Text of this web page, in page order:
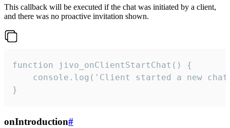
This callback will be executed if the chat was initiated by a client,
and there was no proactive invitation shown.
function jivo_onClientStartChat() {
console.log('Client started a new
}
onIntroduction#